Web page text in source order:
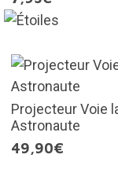
Projecteur Voie
Astronaute
49,90€